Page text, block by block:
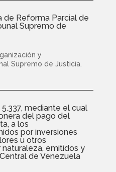
de Reforma Parcial de
Supremo de
y
Supremo de Justicia.
mediante el cual
del pago del
a los
por inversiones
u otros
emitidos y
de Venezuela